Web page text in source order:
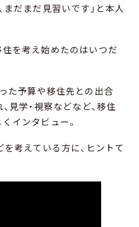
まだまだ見習いです」と本人
を考え始めたのはいつだ
た予算や移住先との出合
見学・視察などなど、移住
インタビュー。
考えている方に、ヒントて